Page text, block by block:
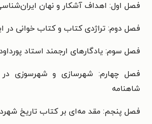
فصل اول: اهداف آشکار و نهان
فصل دوم: تراژدی کتاب و کتاب خوانی در
فصل سوم: یادگارهای ارجمند استاد
فصل چهارم: شهرسازی و شهرسوزی در
شاهنامه
فصل پنجم: مقد مه‌ای بر کتاب تاریخ